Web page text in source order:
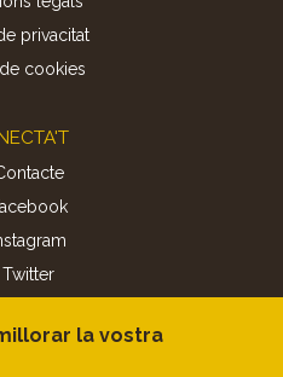
privacitat
cookies
Twitter
la vostra